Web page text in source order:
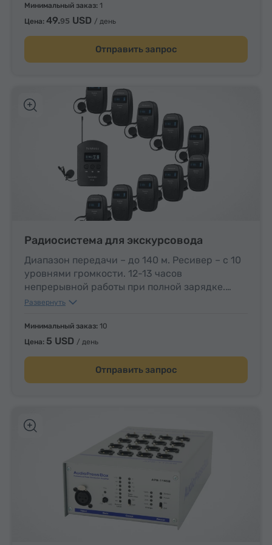
Минимальный заказ: 1
Цена: 49.95 USD / день
Отправить запрос
Радиосистема для экскурсовода
Диапазон передачи – до 140 м. Ресивер – с 10
уровнями громкости. 12-13 часов
непрерывной работы при полной зарядке.
Максимальное количество – 49.
Развернуть
Минимальный заказ: 10
Цена: 5 USD / день
Отправить запрос